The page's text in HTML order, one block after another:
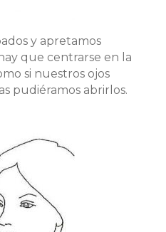
y apretamos
que centrarse en la
si nuestros ojos
pudiéramos abrirlos.